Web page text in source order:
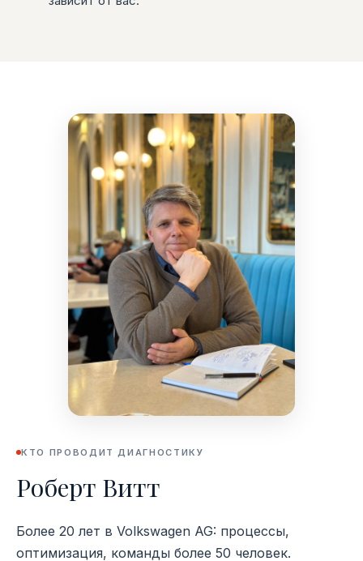
КТО ПРОВОДИТ ДИАГНОСТИКУ
Роберт Витт
Более 20 лет в Volkswagen AG: процессы,
оптимизация, команды более 50 человек.